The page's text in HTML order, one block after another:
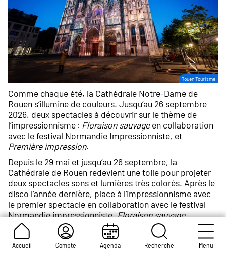
Accueil Compte Agenda Recherche Menu
Crédit
photo :
Rouen Tourisme
Comme chaque été, la Cathédrale Notre-Dame de
Rouen s’illumine de couleurs. Jusqu’au 26 septembre
2026, deux spectacles à découvrir sur le thème de
l’impressionnisme : Floraison sauvageen collaboration
avec le festival Normandie Impressionniste, et
Première impression.
Depuis le 29 mai et jusqu’au 26 septembre, la
Cathédrale de Rouen redevient une toile pour projeter
deux spectacles sons et lumières très colorés. Après le
disco l’année dernière, place à l’impressionnisme avec
le premier spectacle en collaboration avec le festival
Normandie impressionniste,Floraison sauvage.
Les estampes japonaises ont inspiré les
impressionnistes en leur apprenant à mieux utiliser
l’espace et le cadrage. Aujourd’hui, cette influence se